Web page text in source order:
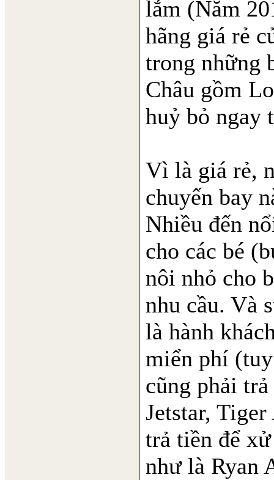
lắm (Năm
hãng giá rẻ
trong những
Châu gồm
huỷ bỏ ngay
Vì là giá rẻ,
chuyến bay
Nhiều đến
cho các bé
nôi nhỏ cho
nhu cầu. Và
là hành
miển phí
cũng phải
Jetstar,
trả tiền để
như là Ryan